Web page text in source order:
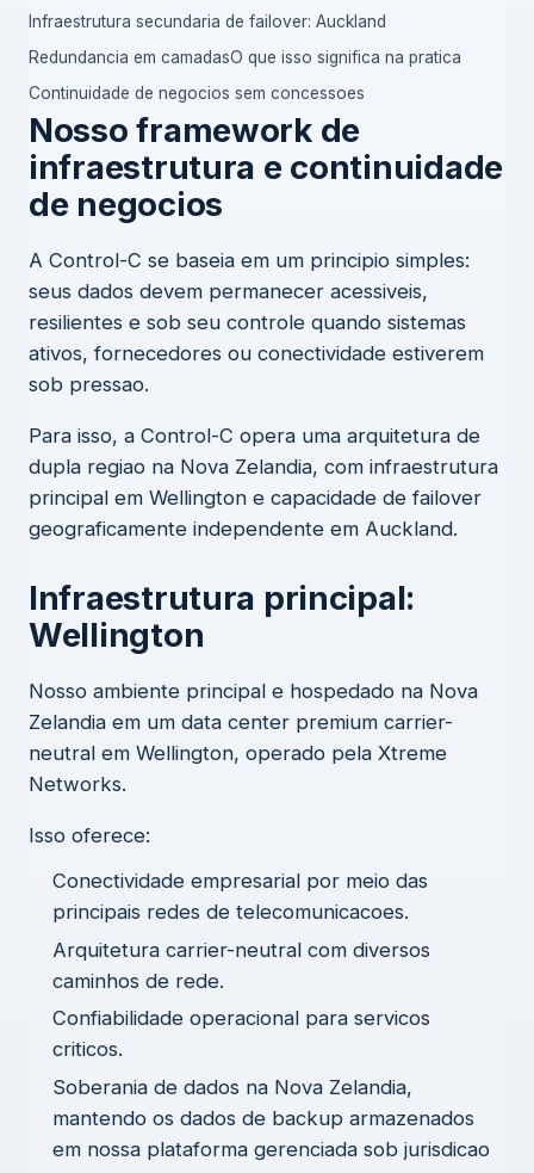
Infraestrutura secundaria de failover: Auckland
Redundancia em camadasO que isso significa na pratica
Continuidade de negocios sem concessoes
Nosso framework de
infraestrutura e continuidade
de negocios
A Control-C se baseia em um principio simples:
seus dados devem permanecer acessiveis,
resilientes e sob seu controle quando sistemas
ativos, fornecedores ou conectividade estiverem
sob pressao.
Para isso, a Control-C opera uma arquitetura de
dupla regiao na Nova Zelandia, com infraestrutura
principal em Wellington e capacidade de failover
geograficamente independente em Auckland.
Infraestrutura principal:
Wellington
Nosso ambiente principal e hospedado na Nova
Zelandia em um data center premium carrier-
neutral em Wellington, operado pela Xtreme
Networks.
Isso oferece:
Conectividade empresarial por meio das
principais redes de telecomunicacoes.
Arquitetura carrier-neutral com diversos
caminhos de rede.
Confiabilidade operacional para servicos
criticos.
Soberania de dados na Nova Zelandia,
mantendo os dados de backup armazenados
em nossa plataforma gerenciada sob jurisdicao